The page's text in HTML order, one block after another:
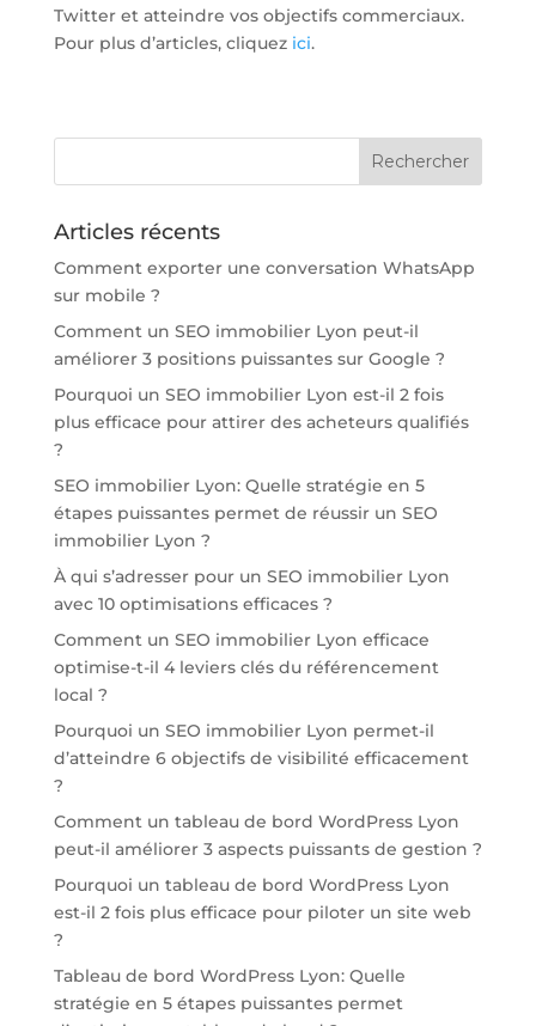
Twitter et atteindre vos objectifs commerciaux.
Pour plus d’articles, cliquez ici.
Articles récents
Comment exporter une conversation WhatsApp
sur mobile ?
Comment un SEO immobilier Lyon peut-il
améliorer 3 positions puissantes sur Google ?
Pourquoi un SEO immobilier Lyon est-il 2 fois
plus efficace pour attirer des acheteurs qualifiés
?
SEO immobilier Lyon: Quelle stratégie en 5
étapes puissantes permet de réussir un SEO
immobilier Lyon ?
À qui s’adresser pour un SEO immobilier Lyon
avec 10 optimisations efficaces ?
Comment un SEO immobilier Lyon efficace
optimise-t-il 4 leviers clés du référencement
local ?
Pourquoi un SEO immobilier Lyon permet-il
d’atteindre 6 objectifs de visibilité efficacement
?
Comment un tableau de bord WordPress Lyon
peut-il améliorer 3 aspects puissants de gestion ?
Pourquoi un tableau de bord WordPress Lyon
est-il 2 fois plus efficace pour piloter un site web
?
Tableau de bord WordPress Lyon: Quelle
stratégie en 5 étapes puissantes permet